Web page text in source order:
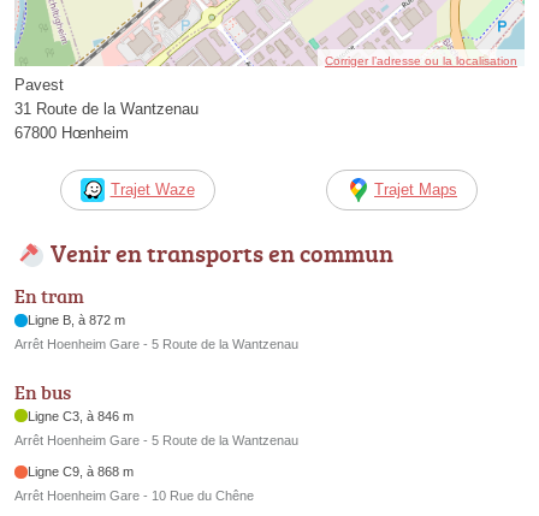
Corriger l’adresse ou la localisation
Pavest
31 Route de la Wantzenau
67800 Hœnheim
Trajet Waze Trajet Maps
Venir en transports en commun
En tram
Ligne B, à 872 m
Arrêt Hoenheim Gare - 5 Route de la Wantzenau
En bus
Ligne C3, à 846 m
Arrêt Hoenheim Gare - 5 Route de la Wantzenau
Ligne C9, à 868 m
Arrêt Hoenheim Gare - 10 Rue du Chêne